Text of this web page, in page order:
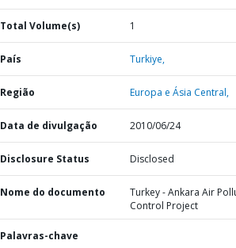
Total Volume(s) 1
País Turkiye,
Região Europa e Ásia Central,
Data de divulgação 2010/06/24
Disclosure Status Disclosed
Nome do documento
Turkey - Ankara Air
Control Project
Palavras-chave